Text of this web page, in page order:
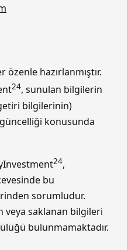
hazırlanmıştır.
24, sunulan bilgilerin
bilgilerinin)
konusunda
24,
bu
sorumludur.
veya saklanan bilgileri
bulunmamaktadır.